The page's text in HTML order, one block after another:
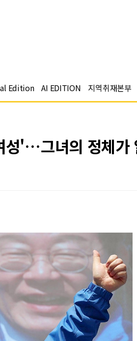
Edition AI EDITION 지역취재본부
성'…그녀의 정체가